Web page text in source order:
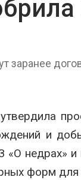
заранее
и
недрах»
форм для
Авг